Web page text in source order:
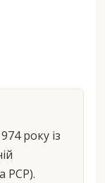
року із
РСР).